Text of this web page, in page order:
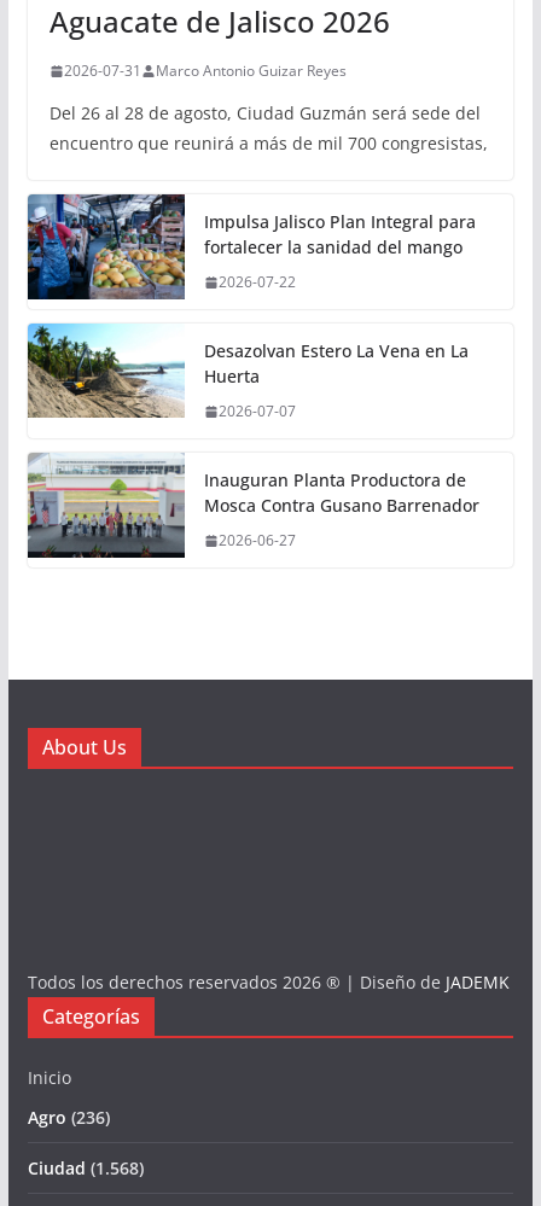
Aguacate de Jalisco 2026
2026-07-31 Marco Antonio Guizar Reyes
Del 26 al 28 de agosto, Ciudad Guzmán será sede del
encuentro que reunirá a más de mil 700 congresistas,
Impulsa Jalisco Plan Integral para
fortalecer la sanidad del mango
2026-07-22
Desazolvan Estero La Vena en La
Huerta
2026-07-07
Inauguran Planta Productora de
Mosca Contra Gusano Barrenador
2026-06-27
About Us
Todos los derechos reservados 2026 ® | Diseño de JADEMK
Categorías
Inicio
Agro (236)
Ciudad (1.568)